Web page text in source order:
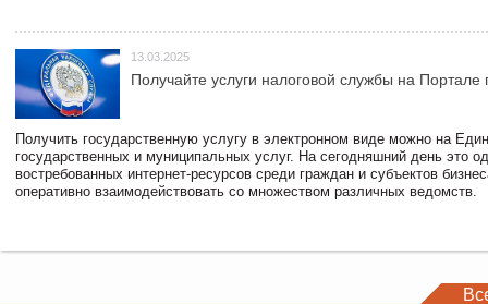
13.03.2025
Получайте услуги налоговой службы на Портале
Получить государственную услугу в электронном виде можно на
государственных и муниципальных услуг. На сегодняшний день это
востребованных интернет-ресурсов среди граждан и субъектов
оперативно взаимодействовать со множеством различных ведомств.